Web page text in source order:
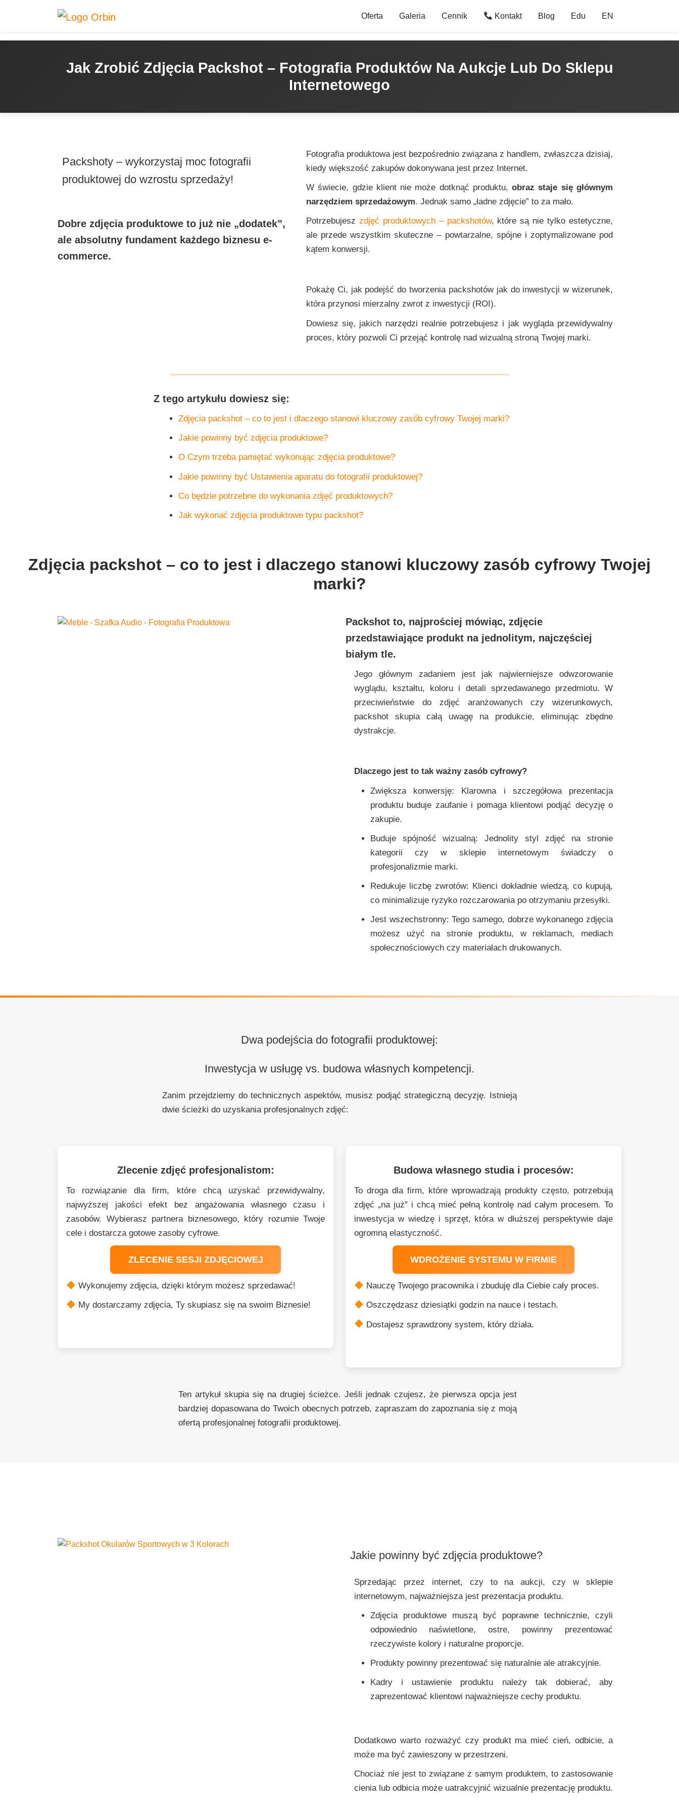
Oferta Galeria Cennik Kontakt Blog Edu EN
Jak Zrobić Zdjęcia Packshot – Fotografia Produktów Na Aukcje Lub Do Sklepu
Internetowego
Packshoty – wykorzystaj moc fotografii
produktowej do wzrostu sprzedaży!
Dobre zdjęcia produktowe to już nie „dodatek”,
ale absolutny fundament każdego biznesu e-
commerce.
Fotografia produktowa jest bezpośrednio związana z handlem, zwłaszcza dzisiaj,
kiedy większość zakupów dokonywana jest przez Internet.
W świecie, gdzie klient nie może dotknąć produktu,obraz staje się głównym
narzędziem sprzedażowym. Jednak samo „ładne zdjęcie” to za mało.
Potrzebujesz zdjęć produktowych – packshotów, które są nie tylko estetyczne,
ale przede wszystkim skuteczne – powtarzalne, spójne i zoptymalizowane pod
kątem konwersji.
Pokażę Ci, jak podejść do tworzenia packshotów jak do inwestycji w wizerunek,
która przynosi mierzalny zwrot z inwestycji (ROI).
Dowiesz się, jakich narzędzi realnie potrzebujesz i jak wygląda przewidywalny
proces, który pozwoli Ci przejąć kontrolę nad wizualną stroną Twojej marki.
Z tego artykułu dowiesz się:
Zdjęcia packshot – co to jest i dlaczego stanowi kluczowy zasób cyfrowy Twojej marki?
Jakie powinny być zdjęcia produktowe?
O Czym trzeba pamiętać wykonując zdjęcia produktowe?
Jakie powinny być Ustawienia aparatu do fotografii produktowej?
Co będzie potrzebne do wykonania zdjęć produktowych?
Jak wykonać zdjęcia produktowe typu packshot?
Zdjęcia packshot – co to jest i dlaczego stanowi kluczowy zasób cyfrowy Twojej
marki?
Packshot to, najprościej mówiąc, zdjęcie
przedstawiające produkt na jednolitym, najczęściej
białym tle.
Jego głównym zadaniem jest jak najwierniejsze odwzorowanie
wyglądu, kształtu, koloru i detali sprzedawanego przedmiotu. W
przeciwieństwie do zdjęć aranżowanych czy wizerunkowych,
packshot skupia całą uwagę na produkcie, eliminując zbędne
dystrakcje.
Dlaczego jest to tak ważny zasób cyfrowy?
Zwiększa konwersję: Klarowna i szczegółowa prezentacja
produktu buduje zaufanie i pomaga klientowi podjąć decyzję o
zakupie.
Buduje spójność wizualną: Jednolity styl zdjęć na stronie
kategorii czy w sklepie internetowym świadczy o
profesjonalizmie marki.
Redukuje liczbę zwrotów: Klienci dokładnie wiedzą, co kupują,
co minimalizuje ryzyko rozczarowania po otrzymaniu przesyłki.
Jest wszechstronny: Tego samego, dobrze wykonanego zdjęcia
możesz użyć na stronie produktu, w reklamach, mediach
społecznościowych czy materiałach drukowanych.
Dwa podejścia do fotografii produktowej:
Inwestycja w usługę vs. budowa własnych kompetencji.
Zanim przejdziemy do technicznych aspektów, musisz podjąć strategiczną decyzję. Istnieją
dwie ścieżki do uzyskania profesjonalnych zdjęć:
Zlecenie zdjęć profesjonalistom:
To rozwiązanie dla firm, które chcą uzyskać przewidywalny,
najwyższej jakości efekt bez angażowania własnego czasu i
zasobów. Wybierasz partnera biznesowego, który rozumie Twoje
cele i dostarcza gotowe zasoby cyfrowe.
ZLECENIE SESJI ZDJĘCIOWEJ
Wykonujemy zdjęcia, dzięki którym możesz sprzedawać!
My dostarczamy zdjęcia, Ty skupiasz się na swoim Biznesie!
Budowa własnego studia i procesów:
To droga dla firm, które wprowadzają produkty często, potrzebują
zdjęć „na już” i chcą mieć pełną kontrolę nad całym procesem. To
inwestycja w wiedzę i sprzęt, która w dłuższej perspektywie daje
ogromną elastyczność.
WDROŻENIE SYSTEMU W FIRMIE
Nauczę Twojego pracownika i zbuduję dla Ciebie cały proces.
Oszczędzasz dziesiątki godzin na nauce i testach.
Dostajesz sprawdzony system, który działa.
Ten artykuł skupia się na drugiej ścieżce. Jeśli jednak czujesz, że pierwsza opcja jest
bardziej dopasowana do Twoich obecnych potrzeb, zapraszam do zapoznania się z moją
ofertą profesjonalnej fotografii produktowej.
Jakie powinny być zdjęcia produktowe?
Sprzedając przez internet, czy to na aukcji, czy w sklepie
internetowym, najważniejsza jest prezentacja produktu.
Zdjęcia produktowe muszą być poprawne technicznie, czyli
odpowiednio naświetlone, ostre, powinny prezentować
rzeczywiste kolory i naturalne proporcje.
Produkty powinny prezentować się naturalnie ale atrakcyjnie.
Kadry i ustawienie produktu należy tak dobierać, aby
zaprezentować klientowi najważniejsze cechy produktu.
Dodatkowo warto rozważyć czy produkt ma mieć cień, odbicie, a
może ma być zawieszony w przestrzeni.
Chociaż nie jest to związane z samym produktem, to zastosowanie
cienia lub odbicia może uatrakcyjnić wizualnie prezentację produktu.